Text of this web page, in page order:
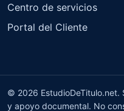
Centro de servicios
Portal del Cliente
© 2026 EstudioDeTitulo.net.
y apoyo documental. No